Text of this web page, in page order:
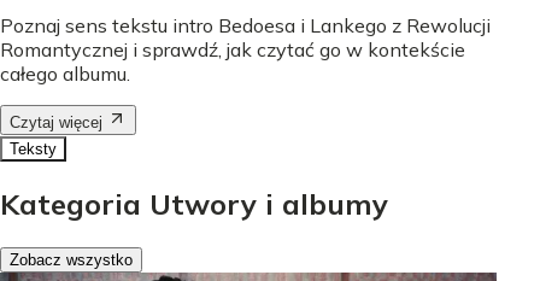
Poznaj sens tekstu intro Bedoesa i Lankego z Rewolucji
Romantycznej i sprawdź, jak czytać go w kontekście
całego albumu.
Czytaj więcej
Teksty
Kategoria Utwory i albumy
Zobacz wszystko